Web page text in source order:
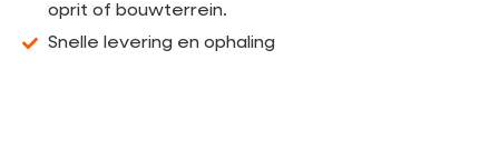
oprit of bouwterrein.
Snelle levering en ophaling